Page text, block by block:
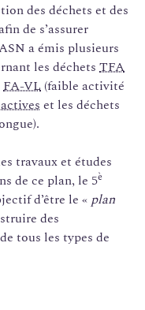
des déchets et des
de s’assurer
a émis plusieurs
les déchets TFA
FA-VL (faible activité
et les déchets
travaux et études
de ce plan, le 5è
d’être le « plan
des
tous les types de